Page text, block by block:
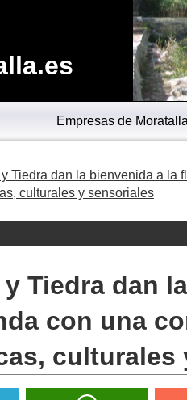
Empresas de Moratalla
Tiedra dan la bienvenida a la
culturales y sensoriales
Tiedra dan
con una
culturales